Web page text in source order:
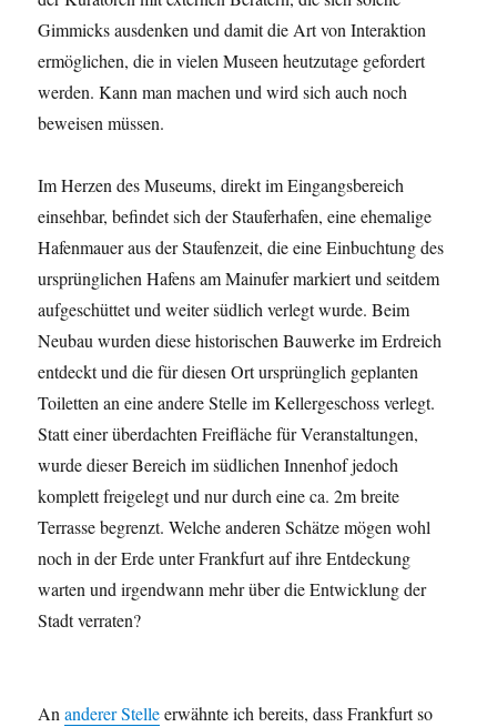
Gimmicks ausdenken und damit die Art von Interaktion
ermöglichen, die in vielen Museen heutzutage gefordert
werden. Kann man machen und wird sich auch noch
beweisen müssen.
Im Herzen des Museums, direkt im Eingangsbereich
einsehbar, befindet sich der Stauferhafen, eine ehemalige
Hafenmauer aus der Staufenzeit, die eine Einbuchtung des
ursprünglichen Hafens am Mainufer markiert und seitdem
aufgeschüttet und weiter südlich verlegt wurde. Beim
Neubau wurden diese historischen Bauwerke im Erdreich
entdeckt und die für diesen Ort ursprünglich geplanten
Toiletten an eine andere Stelle im Kellergeschoss verlegt.
Statt einer überdachten Freifläche für Veranstaltungen,
wurde dieser Bereich im südlichen Innenhof jedoch
komplett freigelegt und nur durch eine ca. 2m breite
Terrasse begrenzt. Welche anderen Schätze mögen wohl
noch in der Erde unter Frankfurt auf ihre Entdeckung
warten und irgendwann mehr über die Entwicklung der
Stadt verraten?
Ananderer Stelleerwähnte ich bereits, dass Frankfurt so